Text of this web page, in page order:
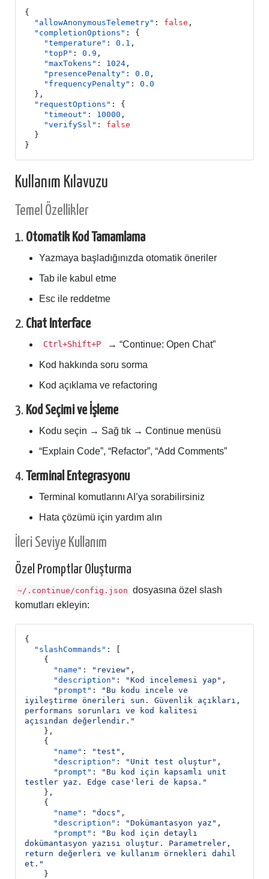
{
"allowAnonymousTelemetry" : false ,
"completionOptions" :
{
"temperature" : 0.1 ,
"topP" : 0.9 ,
"maxTokens" : 1024 ,
"presencePenalty" : 0.0 ,
"frequencyPenalty" :
0.0
},
"requestOptions" :
{
"timeout" : 10000 ,
"verifySsl" :
false
}
}
Kullanım Kılavuzu
Temel Özellikler
1. Otomatik Kod Tamamlama
Yazmaya başladığınızda otomatik öneriler
Tab ile kabul etme
Esc ile reddetme
2. Chat Interface
Ctrl+Shift+P
→ “Continue: Open Chat”
Kod hakkında soru sorma
Kod açıklama ve refactoring
3. Kod Seçimi ve İşleme
Kodu seçin → Sağ tık → Continue menüsü
“Explain Code”, “Refactor”, “Add Comments”
4. Terminal Entegrasyonu
Terminal komutlarını AI’ya sorabilirsiniz
Hata çözümü için yardım alın
İleri Seviye Kullanım
Özel Promptlar Oluşturma
~/.continue/config.json dosyasına özel slash
komutları ekleyin:
{
"slashCommands" :
{
"name" : "review" ,
"description" : "Kod incelemesi yap" ,
"prompt" :
"Bu kodu incele ve
iyileştirme önerileri sun. Güvenlik açıkları,
performans sorunları ve kod kalitesi
açısından değerlendir."
},
{
"name" : "test" ,
"description" : "Unit test oluştur" ,
"prompt" :
"Bu kod için kapsamlı unit
testler yaz. Edge case'leri de kapsa."
},
{
"name" : "docs" ,
"description" : "Dokümantasyon yaz" ,
"prompt" :
"Bu kod için detaylı
dokümantasyon yazısı oluştur. Parametreler,
return değerleri ve kullanım örnekleri dahil
et."
}